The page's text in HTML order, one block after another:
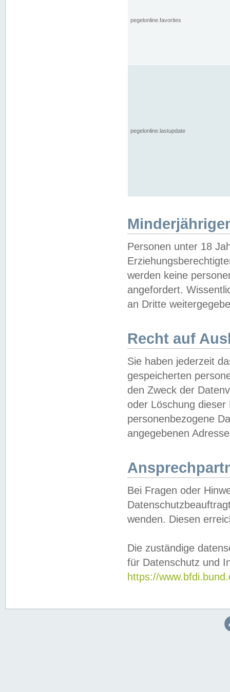
pegelonline.favorites
pegelonline.lastupdate
Personen unter 18
werden keine
angefordert.
an Dritte
Recht auf
Sie haben jederzeit
gespeicherten
den Zweck der
oder Löschung
personenbezogene
angegebenen
Bei Fragen oder
wenden. Diesen
Die zuständige
für Datenschutz und
https://